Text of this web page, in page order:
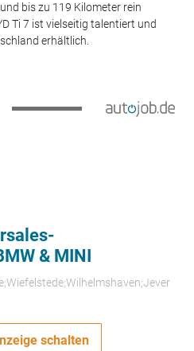
bis zu 119 Kilometer rein
Ti 7 ist vielseitig talentiert und
erhältlich.
& MINI
schalten